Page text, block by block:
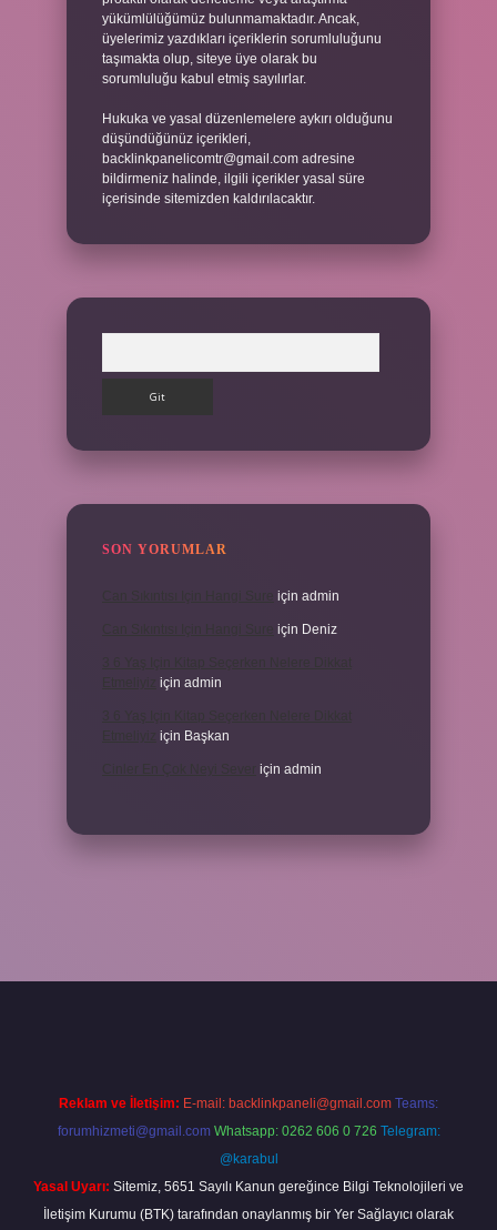
yükümlülüğümüz bulunmamaktadır. Ancak,
üyelerimiz yazdıkları içeriklerin sorumluluğunu
taşımakta olup, siteye üye olarak bu
sorumluluğu kabul etmiş sayılırlar.
Hukuka ve yasal düzenlemelere aykırı olduğunu
düşündüğünüz içerikleri,
backlinkpanelicomtr@gmail.com adresine
bildirmeniz halinde, ilgili içerikler yasal süre
içerisinde sitemizden kaldırılacaktır.
SON YORUMLAR
için admin
için Deniz
için admin
için Başkan
için admin
Reklam ve İletişim: E-mail: backlinkpaneli@gmail.com Teams:
forumhizmeti@gmail.com Whatsapp: 0262 606 0 726 Telegram:
@karabul
Yasal Uyarı: Sitemiz, 5651 Sayılı Kanun gereğince Bilgi Teknolojileri ve
İletişim Kurumu (BTK) tarafından onaylanmış bir Yer Sağlayıcı olarak